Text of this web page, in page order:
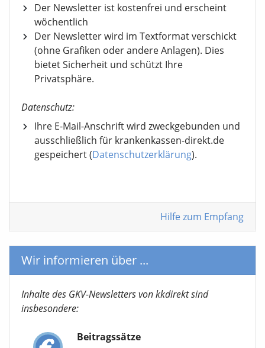
Der Newsletter ist kostenfrei und erscheint
wöchentlich
Der Newsletter wird im Textformat verschickt
(ohne Grafiken oder andere Anlagen). Dies
bietet Sicherheit und schützt Ihre
Privatsphäre.
Datenschutz:
Ihre E-Mail-Anschrift wird zweckgebunden und
ausschließlich für krankenkassen-direkt.de
gespeichert (Datenschutzerklärung).
Hilfe zum Empfang
Wir informieren über ...
Inhalte des GKV-Newsletters von kkdirekt sind
insbesondere:
Beitragssätze